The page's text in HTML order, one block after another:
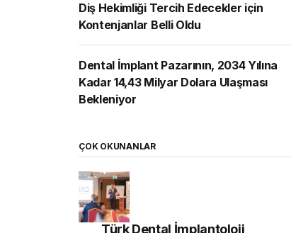
Diş Hekimliği Tercih Edecekler için
Kontenjanlar Belli Oldu
Dental İmplant Pazarının, 2034 Yılına
Kadar 14,43 Milyar Dolara Ulaşması
Bekleniyor
ÇOK OKUNANLAR
Türk Dental İmplantoloji